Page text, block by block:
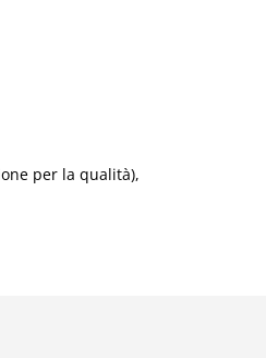
per la qualità),